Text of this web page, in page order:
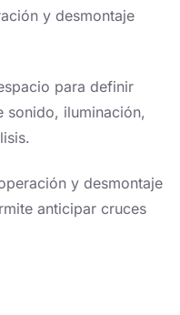
y desmontaje
para definir
sonido, iluminación,
y desmontaje
anticipar cruces